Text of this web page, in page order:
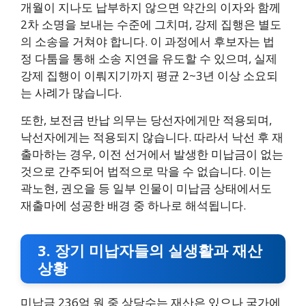
개월이 지나도 납부하지 않으면 약간의 이자와 함께
2차 소명을 보내는 수준에 그치며, 강제 집행은 별도
의 소송을 거쳐야 합니다. 이 과정에서 후보자는 법
정 다툼을 통해 소송 지연을 유도할 수 있으며, 실제
강제 집행이 이뤄지기까지 평균 2~3년 이상 소요되
는 사례가 많습니다.
또한, 보전금 반납 의무는 당선자에게만 적용되며,
낙선자에게는 적용되지 않습니다. 따라서 낙선 후 재
출마하는 경우, 이전 선거에서 발생한 미납금이 없는
것으로 간주되어 법적으로 막을 수 없습니다. 이는
곽노현, 권오을 등 일부 인물이 미납금 상태에서도
재출마에 성공한 배경 중 하나로 해석됩니다.
3. 장기 미납자들의 실생활과 재산
상황
미납금 236억 원 중 상당수는 재산은 있으나 국가에